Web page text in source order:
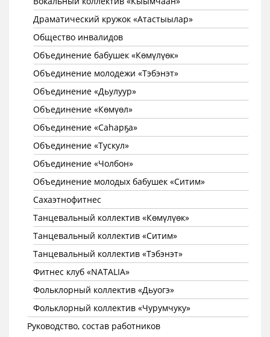
Драматический кружок «Атастыылар»
Общество инвалидов
Объединение бабушек «Көмүлүөк»
Объединение молодежи «Тэбэнэт»
Объединение «Дьулуур»
Объединение «Көмүөл»
Объединение «Саhарҕа»
Объединение «Тускул»
Объединение «Чолбон»
Объединение молодых бабушек «Ситим»
Сахаэтнофитнес
Танцевальный коллектив «Көмүлүөк»
Танцевальный коллектив «Ситим»
Танцевальный коллектив «Тэбэнэт»
Фитнес клуб «NATALIA»
Фольклорный коллектив «Дьуогэ»
Фольклорный коллектив «Чурумчуку»
Руководство, состав работников